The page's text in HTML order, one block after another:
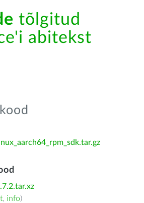
tõlgitud
abitekst
, info)